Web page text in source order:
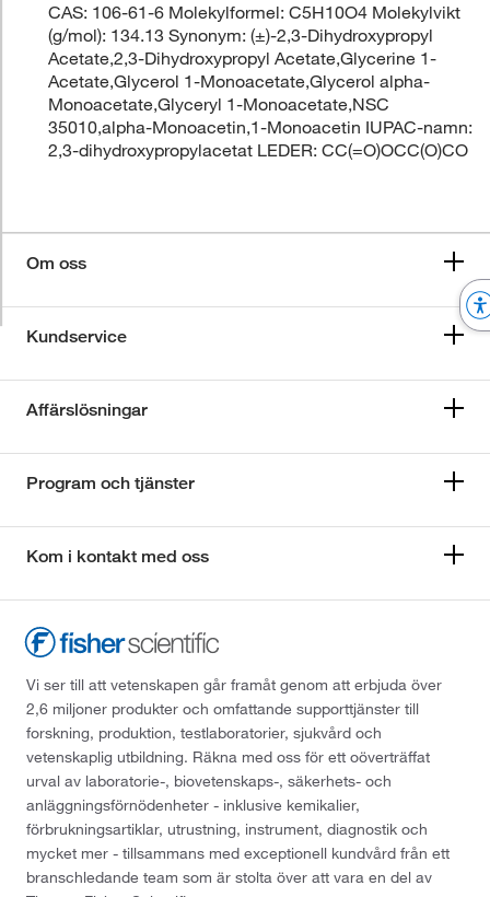
CAS: 106-61-6 Molekylformel: C5H10O4 Molekylvikt
(g/mol): 134.13 Synonym: (±)-2,3-Dihydroxypropyl
Acetate,2,3-Dihydroxypropyl Acetate,Glycerine 1-
Acetate,Glycerol 1-Monoacetate,Glycerol alpha-
Monoacetate,Glyceryl 1-Monoacetate,NSC
35010,alpha-Monoacetin,1-Monoacetin IUPAC-namn:
2,3-dihydroxypropylacetat LEDER: CC(=O)OCC(O)CO
Om oss
Kundservice
Affärslösningar
Program och tjänster
Kom i kontakt med oss
Vi ser till att vetenskapen går framåt genom att erbjuda över
2,6 miljoner produkter och omfattande supporttjänster till
forskning, produktion, testlaboratorier, sjukvård och
vetenskaplig utbildning. Räkna med oss för ett oöverträffat
urval av laboratorie-, biovetenskaps-, säkerhets- och
anläggningsförnödenheter - inklusive kemikalier,
förbrukningsartiklar, utrustning, instrument, diagnostik och
mycket mer - tillsammans med exceptionell kundvård från ett
branschledande team som är stolta över att vara en del av